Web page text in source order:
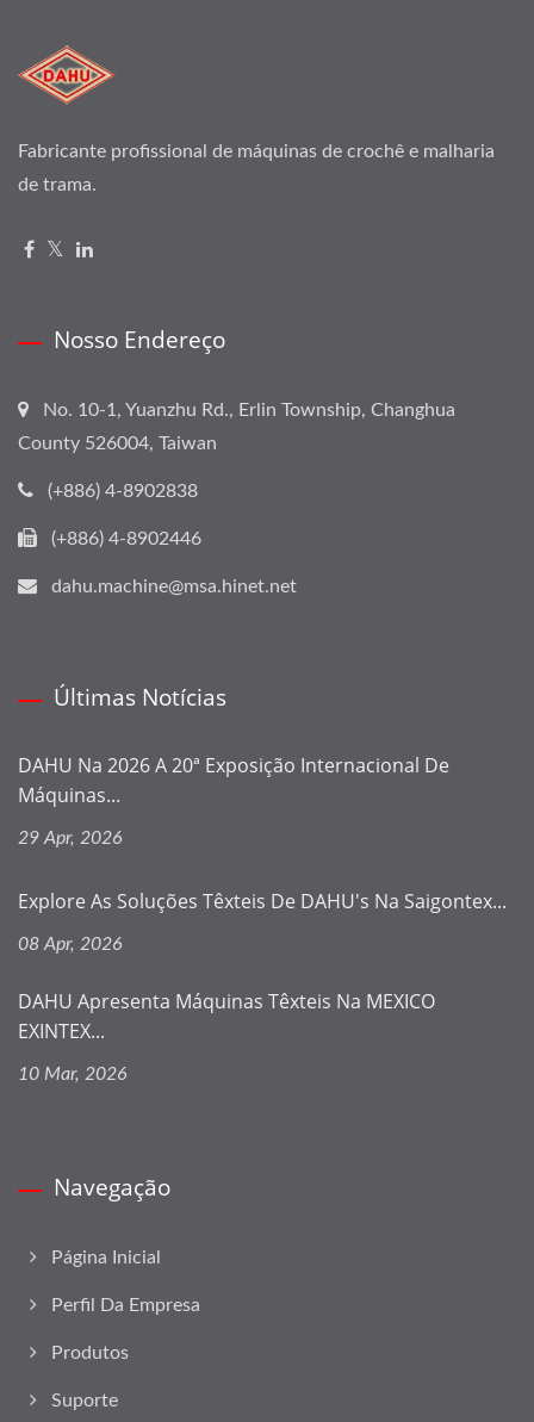
Fabricante profissional de máquinas de crochê e malharia
de trama.
Nosso Endereço
No. 10-1, Yuanzhu Rd., Erlin Township, Changhua
County 526004, Taiwan
(+886) 4-8902838
(+886) 4-8902446
dahu.machine@msa.hinet.net
Últimas Notícias
DAHU Na 2026 A 20ª Exposição Internacional De
Máquinas...
29 Apr, 2026
Explore As Soluções Têxteis De DAHU's Na Saigontex...
08 Apr, 2026
DAHU Apresenta Máquinas Têxteis Na MEXICO
EXINTEX...
10 Mar, 2026
Navegação
Página Inicial
Perfil Da Empresa
Produtos
Suporte